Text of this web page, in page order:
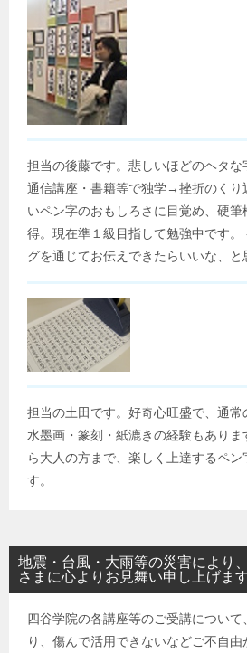
担当の後藤です。悲しいほどのヘタな
通信講座・書籍等で独学→挫折のくり
いペン字のおもしろさに目覚め、硬
得。現在準１級目指して勉強中です。
グを通じてお伝えできたらいいな、と
担当の土田です。好奇心旺盛で、通常
水墨画・篆刻・紙漉きの経験もあり
ら大人の方まで、楽しく上達するペン
す。
地震・台風・大雨等の災害により
さまに心よりお見舞い申し上げます
四谷学院の各講座等のご受講について
り、傷んで活用できないなどご不自